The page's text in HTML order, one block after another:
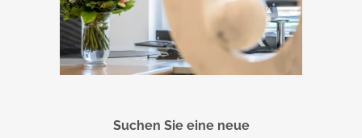
Suchen Sie eine neue